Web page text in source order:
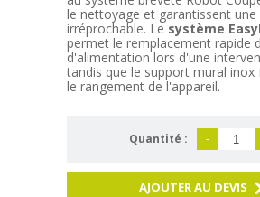
le nettoyage et garantissent une
irréprochable. Le système
permet le remplacement rapide
d'alimentation lors d'une
tandis que le support mural inox
le rangement de l'appareil.
Quantité : -
AJOUTER AU DEVIS